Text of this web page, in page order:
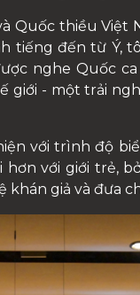
Quốc thiều Việt
tiếng đến từ Ý,
nghe Quốc
giới - một trải
với trình độ
với giới trẻ,
giả và đưa